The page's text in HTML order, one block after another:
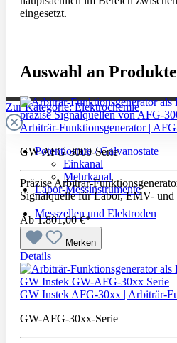
Zur Kategorie: Elektrochemie
Potentiostate / Galvanostate
Einkanal
Mehrkanal
Labor-Messinstrumente
Messzellen und Elektroden
eingesetzt.
Auswahl an
Arbiträr-Funktionsgenerator |
GW-AFG-3000-Serie
Präzise Arbiträr-
Signalquelle für Labor, EMV- und
Ab1.801,00 €*
Merken
Details
GW Instek AFG-30xx | Arbiträr-
GW-AFG-30xx-Serie